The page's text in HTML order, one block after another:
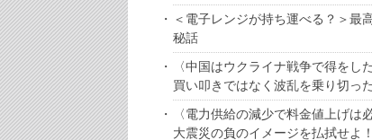
＜電子レンジが持ち運べる？＞最
秘話
〈中国はウクライナ戦争で得を
買い叩きではなく波乱を乗り切っ
〈電力供給の減少で料金値上げ
大震災の負のイメージを払拭せよ！